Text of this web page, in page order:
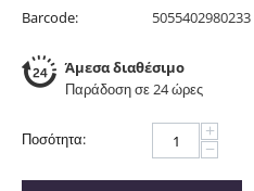
Barcode:
5055402980233
Άμεσα διαθέσιμο
Παράδοση σε 24 ώρες
Ποσότητα: +
−